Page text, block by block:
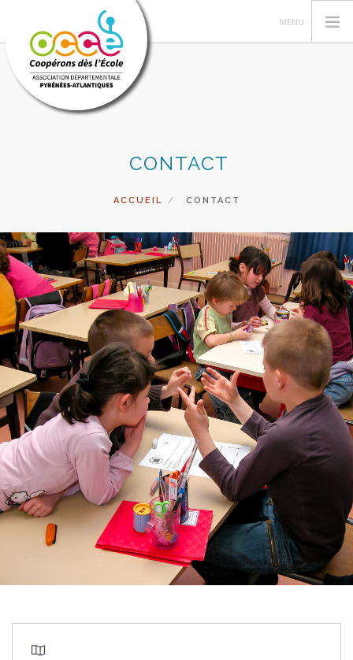
GESTION ET ASSURANCE
VALISE DES LIVRES
ACCÈS RÉSERVÉ
RECHERCHER
CONTACT
CONTACT
ACCUEIL CONTACT